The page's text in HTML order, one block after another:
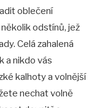
oblečení
odstínů, jež
Celá zahalená
a nikdo vás
kalhoty a volnější
nechat volně